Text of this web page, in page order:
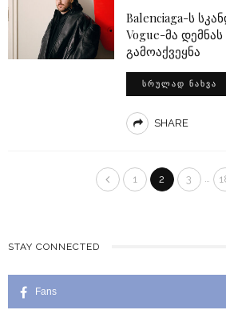
Balenciaga-ს
Vogue-მა
გამოაქვეყნა
ᲡᲠᲣᲚᲐᲓ ᲜᲐᲮᲕᲐ
SHARE
1 2 3 …
STAY CONNECTED
Fans